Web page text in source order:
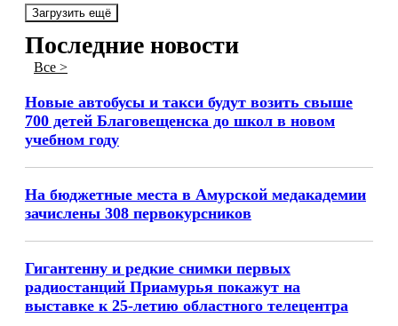
Загрузить ещё
Последние новости
Все >
Новые автобусы и такси будут возить свыше
700 детей Благовещенска до школ в новом
учебном году
На бюджетные места в Амурской медакадемии
зачислены 308 первокурсников
Гигантенну и редкие снимки первых
радиостанций Приамурья покажут на
выставке к 25‑летию областного телецентра